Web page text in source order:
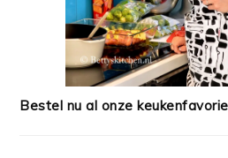
Bestel nu al onze